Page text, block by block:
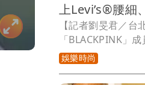
上Levi’s®腰細
【記者劉旻君／台
「BLACKPINK」
下美國丹寧品牌
後，強大帶貨力一
靴型褲賣到缺貨。
娛樂時尚